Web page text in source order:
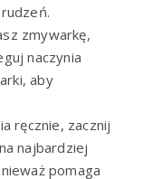
zmywarkę,
naczynia
aby
ręcznie, zacznij
najbardziej
pomaga